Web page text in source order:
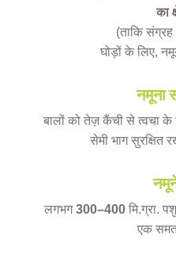
का
(ताकि
घोड़ों के लिए,
नमूना
बालों को तेज़ कैंची से त्वचा के
सेमी भाग सुरक्षित
लगभग300–400 मि.ग्रा.
एक